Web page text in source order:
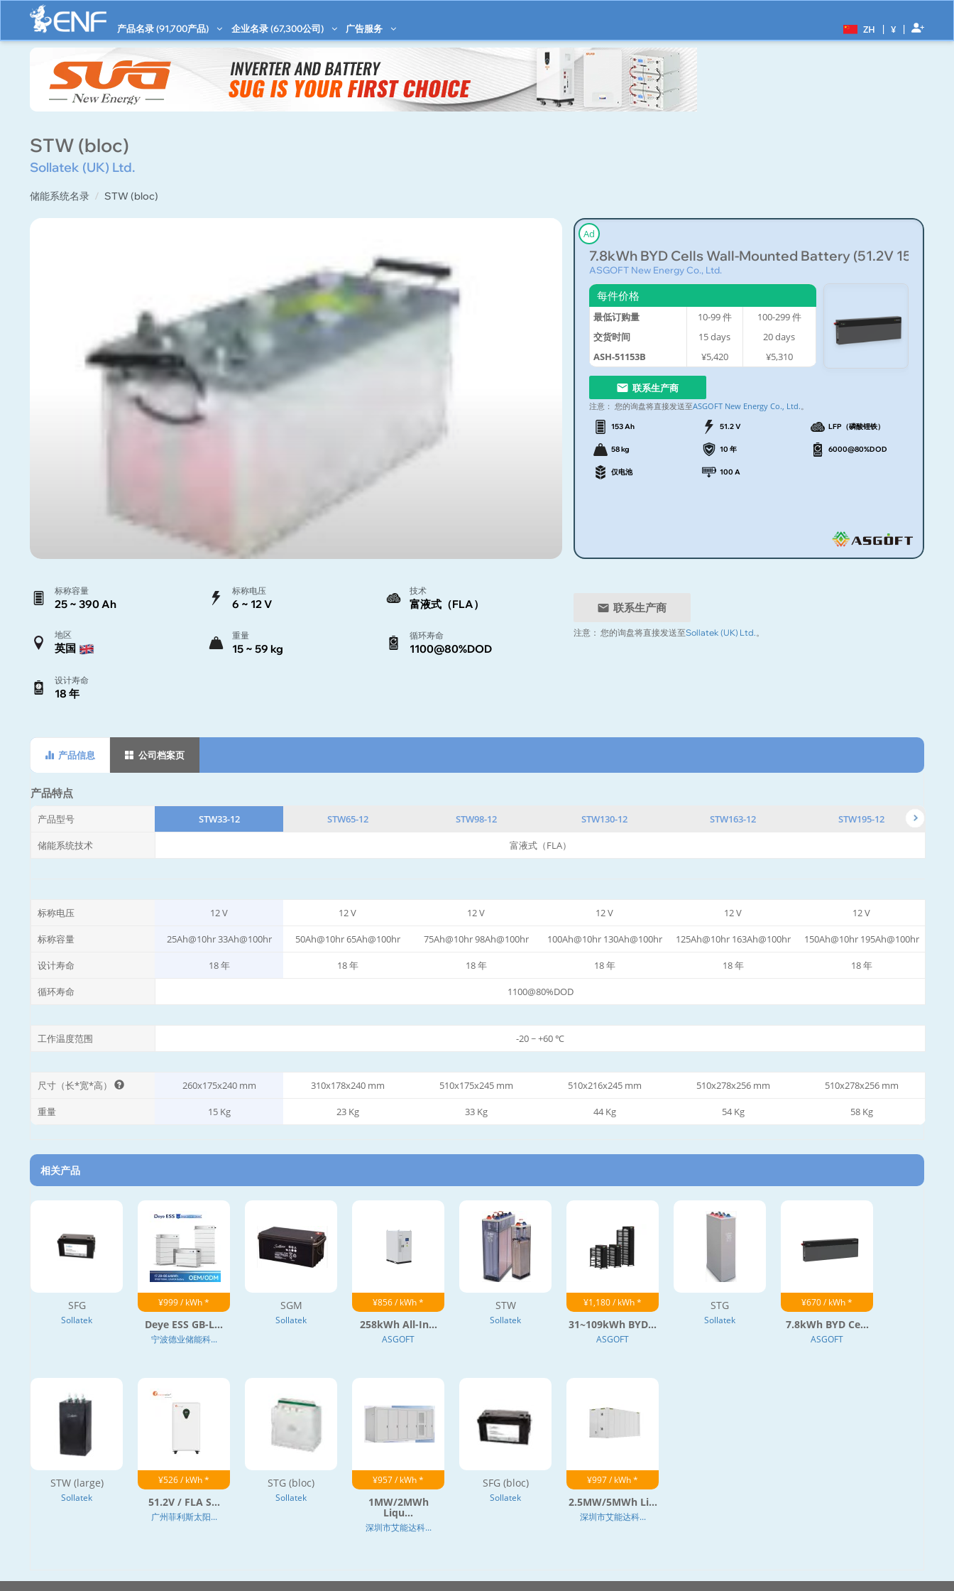
产品名录 (91,700产品) 企业名录 (67,300公司) 广告服务 ZH | ¥ |
STW (bloc)
Sollatek (UK) Ltd.
储能系统名录 STW (bloc)
Ad
7.8kWh BYD Cells Wall-Mounted Battery (51.2V 15...
ASGOFT New Energy Co., Ltd.
每件价格
最低订购量 10-99件 100-299件
交货时间
15days 20days
ASH-51153B
¥5,420 ¥5,310
联系生产商
注意： 您的询盘将直接发送至ASGOFT New Energy Co., Ltd.。
153 Ah 51.2 V LFP（磷酸锂铁）
58 kg 10 年 6000@80%DOD
仅电池 100 A
标称容量
25 ~ 390 Ah
标称电压
6 ~ 12 V
技术
富液式（FLA）
地区
英国
重量
15 ~ 59 kg
循环寿命
1100@80%DOD
设计寿命
18 年
联系生产商
注意： 您的询盘将直接发送至Sollatek (UK) Ltd.。
产品信息 公司档案页
产品特点
产品型号 STW33-12 STW65-12 STW98-12 STW130-12 STW163-12 STW195-12
储能系统技术 富液式（FLA）
标称电压 12 V 12 V 12 V 12 V 12 V 12 V
标称容量 25Ah@10hr 33Ah@100hr 50Ah@10hr 65Ah@100hr 75Ah@10hr 98Ah@100hr 100Ah@10hr 130Ah@100hr 125Ah@10hr 163Ah@100hr 150Ah@10hr 195Ah@100hr
设计寿命 18 年 18 年 18 年 18 年 18 年 18 年
循环寿命 1100@80%DOD
工作温度范围 -20 ~ +60 ℃
尺寸（长*宽*高） 260x175x240 mm 310x178x240 mm 510x175x245 mm 510x216x245 mm 510x278x256 mm 510x278x256 mm
重量 15 Kg 23 Kg 33 Kg 44 Kg 54 Kg 58 Kg
相关产品
SFG
Sollatek
¥999 / kWh *
Deye ESS GB-L...
宁波德业储能科...
SGM
Sollatek
¥856 / kWh *
258kWh All-In...
ASGOFT
STW
Sollatek
¥1,180 / kWh *
31~109kWh BYD...
ASGOFT
STG
Sollatek
¥670 / kWh *
7.8kWh BYD Ce...
ASGOFT
STW (large)
Sollatek
¥526 / kWh *
51.2V / FLA S...
广州菲利斯太阳...
STG (bloc)
Sollatek
¥957 / kWh *
1MW/2MWh
Liqu...
深圳市艾能达科...
SFG (bloc)
Sollatek
¥997 / kWh *
2.5MW/5MWh Li...
深圳市艾能达科...